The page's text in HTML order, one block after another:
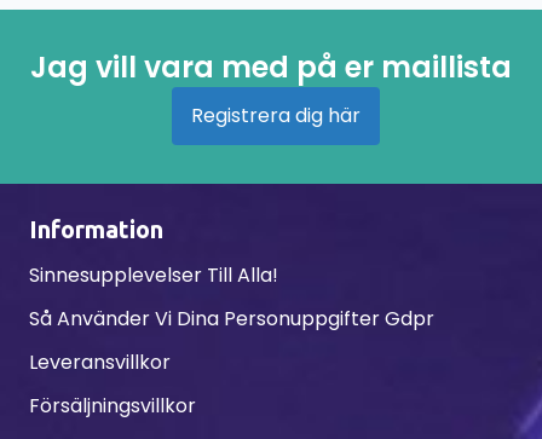
Jag vill vara med på er maillista
Registrera dig här
Information
Sinnesupplevelser Till Alla!
Så Använder Vi Dina Personuppgifter Gdpr
Leveransvillkor
Försäljningsvillkor